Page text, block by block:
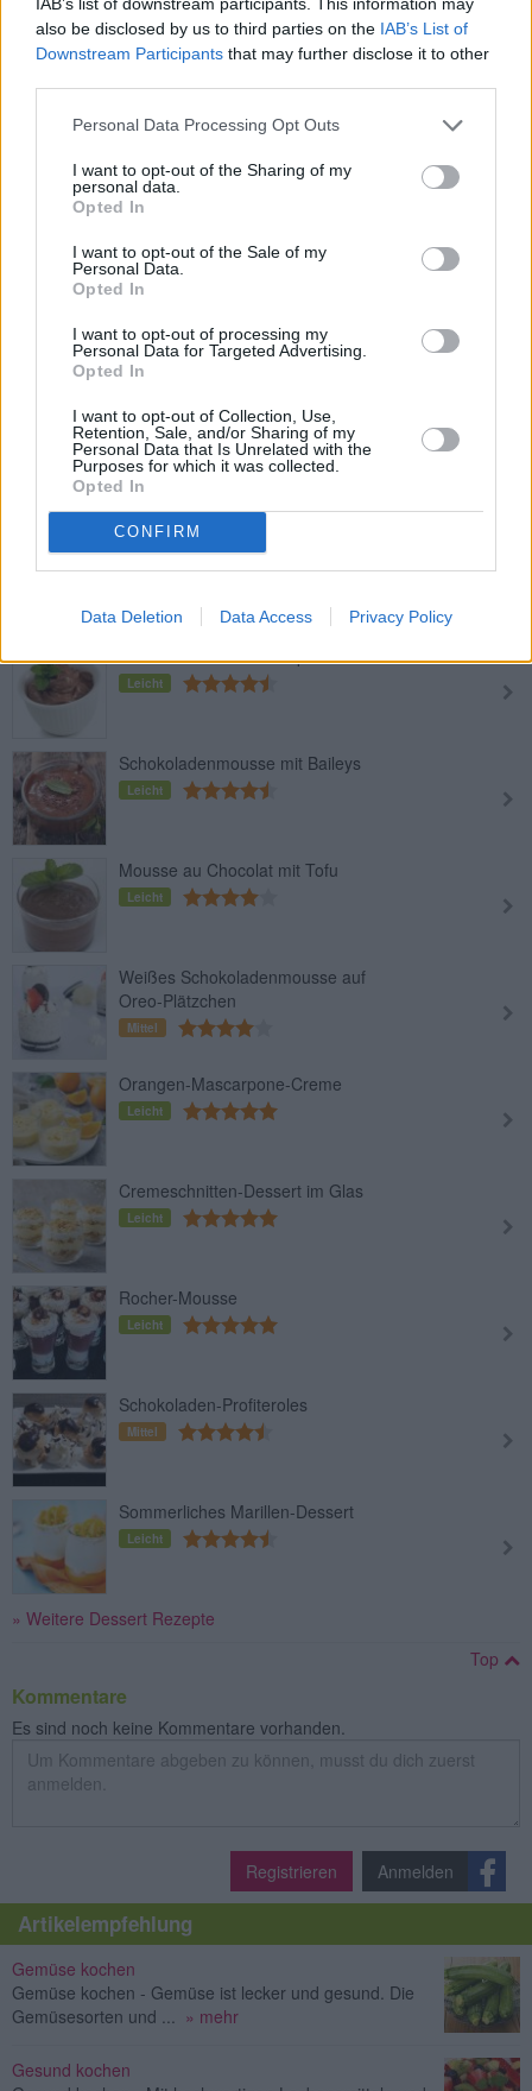
also be disclosed by us to third parties on the IAB’s List of
Downstream Participants that may further disclose it to other
Personal Data Processing Opt Outs
I want to opt-out of the Sharing of my
personal data.
Opted In
I want to opt-out of the Sale of my
Personal Data.
Opted In
I want to opt-out of processing my
Personal Data for Targeted Advertising.
Opted In
I want to opt-out of Collection, Use,
Retention, Sale, and/or Sharing of my
Personal Data that Is Unrelated with the
Purposes for which it was collected.
Opted In
CONFIRM
Data Deletion Data Access Privacy Policy
Crema-Catalana
Eclair-Dessert
Leicht
Toffifee-Dessert
Leicht
Sektcreme
Mittel
Kastanien-Rum-Mousse
Leicht
Mousse au Chocolat Express
Leicht
Schokoladenmousse mit Baileys
Leicht
Mousse au Chocolat mit Tofu
Leicht
Weißes Schokoladenmousse auf
Oreo-Plätzchen
Mittel
Orangen-Mascarpone-Creme
Leicht
Cremeschnitten-Dessert im Glas
Leicht
Rocher-Mousse
Leicht
Schokoladen-Profiteroles
Mittel
Sommerliches Marillen-Dessert
Leicht
» Weitere Dessert Rezepte
Top
Kommentare
Es sind noch keine Kommentare vorhanden.
Registrieren Anmelden
Artikelempfehlung
Gemüse kochen
Gemüse kochen - Gemüse ist lecker und gesund. Die
Gemüsesorten und ...
» mehr
Gesund kochen